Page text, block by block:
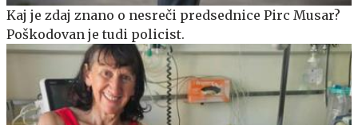
Kaj je zdaj znano o nesreči predsednice Pirc Musar?
Poškodovan je tudi policist.